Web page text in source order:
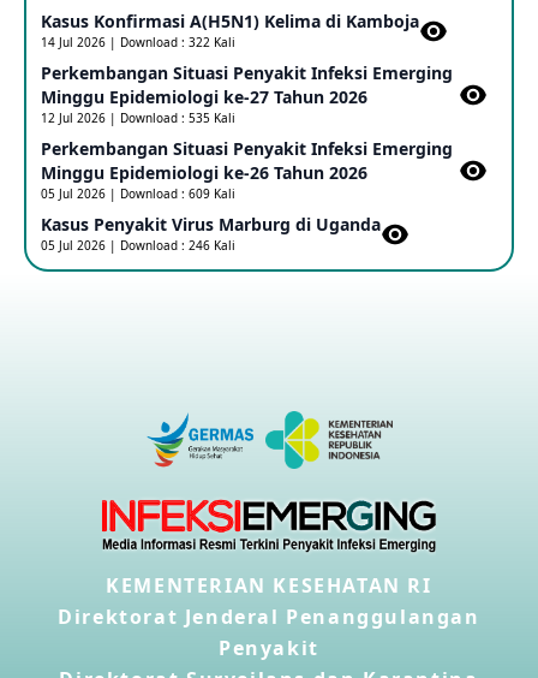
Penetapan Outbreak Penyakit Ebola di RD Kongo dan
Uganda Sebagai PHEIC
17 May 2026
Outbreak Penyakti Ebola di RD Kongo
16 May 2026
Kasus Konfirmasi A(H5NN6) di Cina
Penyakit virus Hanta di Kapal Pesiar Keberangkatan
04 May 2026
Penyakit Meningokokus di Vietnam
28 Apr 2026
Kasus Konfirmasi A(H5N1) Kelima di Kamboja​
14 Jul 2026 | Download : 322 Kali
Perkembangan Situasi Penyakit Infeksi Emerging
Minggu Epidemiologi ke-27 Tahun 2026
12 Jul 2026 | Download : 535 Kali
Perkembangan Situasi Penyakit Infeksi Emerging
Minggu Epidemiologi ke-26 Tahun 2026
05 Jul 2026 | Download : 609 Kali
Kasus Penyakit Virus Marburg di Uganda
05 Jul 2026 | Download : 246 Kali
KEMENTERIAN KESEHATAN RI
Direktorat Jenderal Penanggulangan
Penyakit